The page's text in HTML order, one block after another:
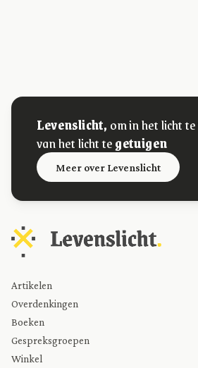
Levenslicht, om in het licht te
van het licht tegetuigen
Meer over Levenslicht
Artikelen
Overdenkingen
Boeken
Gespreksgroepen
Winkel